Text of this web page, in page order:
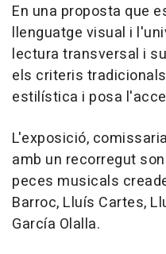
En una proposta que
llenguatge visual i
lectura transversal i
els criteris
estilística i posa
L'exposició,
amb un recorregut
peces musicals
Barroc, Lluís Cartes,
García Olalla.